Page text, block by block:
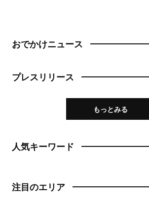
おでかけニュース
プレスリリース
もっとみる
人気キーワード
注目のエリア